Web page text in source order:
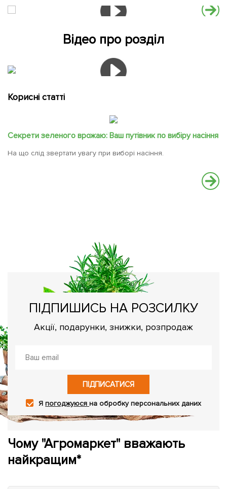
Відео про розділ
Корисні статті
Секрети зеленого врожаю: Ваш путівник по вибіру насіння
На що слід звертати увагу при виборі насіння.
ПІДПИШИСЬ НА РОЗСИЛКУ
Акції, подарунки, знижки, розпродаж
ПІДПИСАТИСЯ
Япогоджуюсяна обробку персональних даних
Чому "Агромаркет" вважають
найкращим*